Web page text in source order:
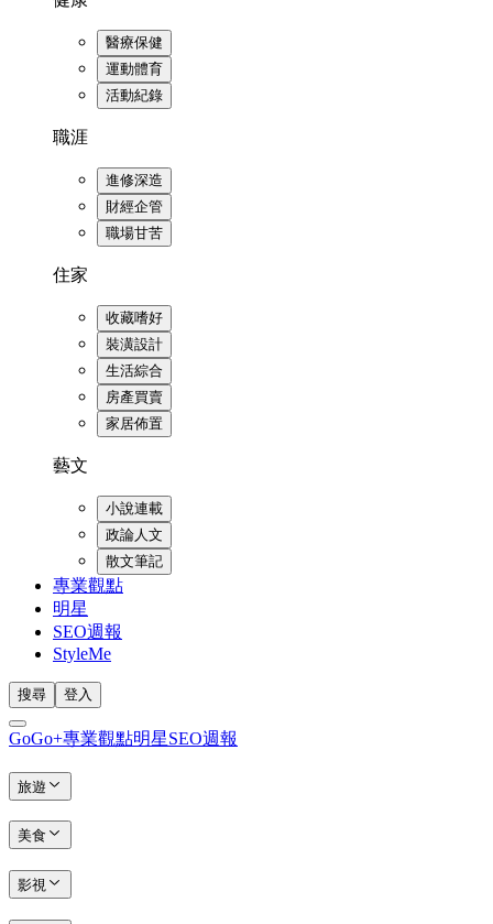
醫療保健
運動體育
活動紀錄
職涯
進修深造
財經企管
職場甘苦
住家
收藏嗜好
裝潢設計
生活綜合
房產買賣
家居佈置
藝文
小說連載
政論人文
散文筆記
專業觀點
明星
SEO週報
StyleMe
搜尋 登入
GoGo+專業觀點明星SEO週報
旅遊
美食
影視